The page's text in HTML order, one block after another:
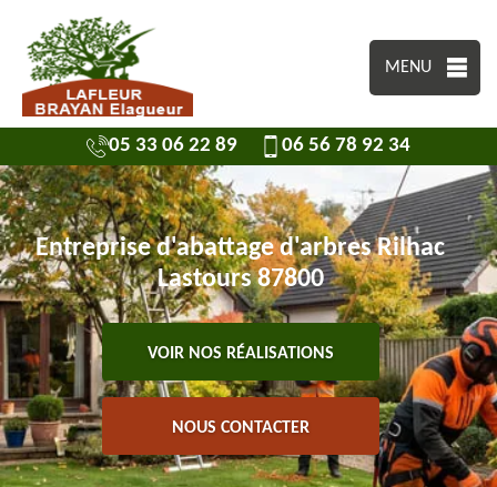
MENU
05 33 06 22 89 06 56 78 92 34
Entreprise d'abattage d'arbres Rilhac
Lastours 87800
VOIR NOS RÉALISATIONS
NOUS CONTACTER